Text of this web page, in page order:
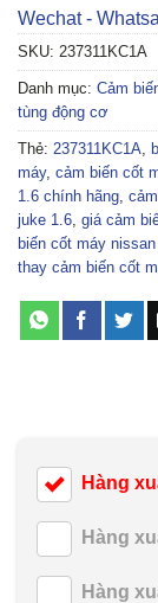
Wechat -
SKU: 237311KC1A
Danh mục: Cảm
tùng động cơ
Thẻ: 237311KC1A
máy, cảm biến cốt
1.6 chính hãng
juke 1.6 giá cảm
biến cốt máy
thay cảm biến cốt
Hàng
Hàng
Hàng